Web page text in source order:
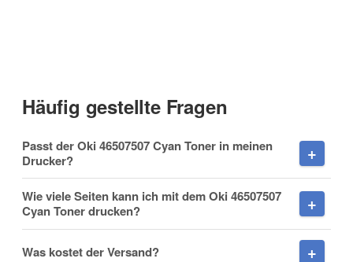
Nachname
Häufig gestellte Fragen
Passt der Oki 46507507 Cyan Toner in meinen
Drucker?
Wie viele Seiten kann ich mit dem Oki 46507507
Cyan Toner drucken?
Was kostet der Versand?